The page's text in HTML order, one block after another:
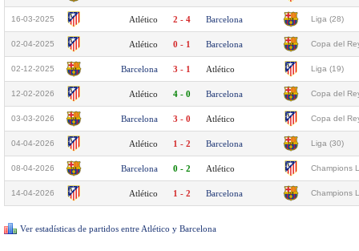
16-03-2025 Atlético 2 - 4 Barcelona Liga (28)
02-04-2025 Atlético 0 - 1 Barcelona Copa del
02-12-2025 Barcelona 3 - 1 Atlético Liga (19)
12-02-2026 Atlético 4 - 0 Barcelona Copa del
03-03-2026 Barcelona 3 - 0 Atlético Copa del
04-04-2026 Atlético 1 - 2 Barcelona Liga (30)
08-04-2026 Barcelona 0 - 2 Atlético Champions
14-04-2026 Atlético 1 - 2 Barcelona Champions
Ver estadísticas de partidos entre Atlético y Barcelona